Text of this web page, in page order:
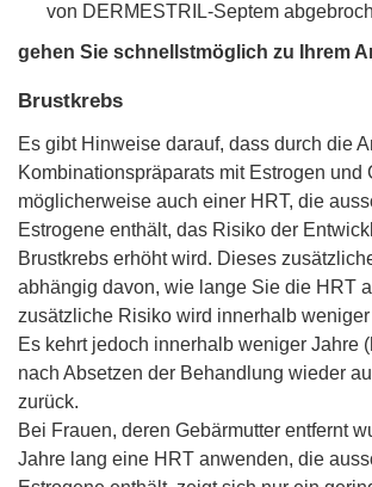
von DERMESTRIL-Septem
gehen Sie schnellstmöglich zu Ihrem
Brustkrebs
Es gibt Hinweise darauf, dass durch die
Kombinationspräparats mit Estrogen und
möglicherweise auch einer HRT, die
Estrogene enthält, das Risiko der
Brustkrebs erhöht wird. Dieses
abhängig davon, wie lange Sie die HRT
zusätzliche Risiko wird innerhalb
Es kehrt jedoch innerhalb weniger Jahre
nach Absetzen der Behandlung wieder
zurück.
Bei Frauen, deren Gebärmutter entfernt
Jahre lang eine HRT anwenden, die